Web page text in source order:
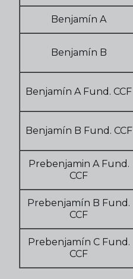
Benjamín A
Benjamín B
Benjamín A Fund. CCF
Benjamín B Fund. CCF
Prebenjamin A Fund.
CCF
Prebenjamín B Fund.
CCF
Prebenjamín C Fund.
CCF